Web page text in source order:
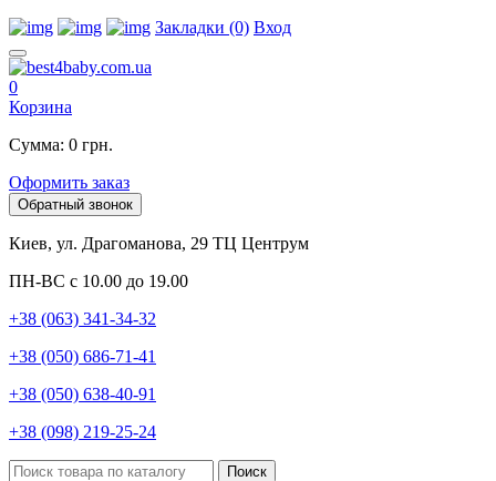
Закладки (0) Вход
0
Корзина
Сумма: 0 грн.
Оформить заказ
Обратный звонок
Киев, ул. Драгоманова, 29 ТЦ Центрум
ПН-ВС с 10.00 до 19.00
+38 (063) 341-34-32
+38 (050) 686-71-41
+38 (050) 638-40-91
+38 (098) 219-25-24
Поиск